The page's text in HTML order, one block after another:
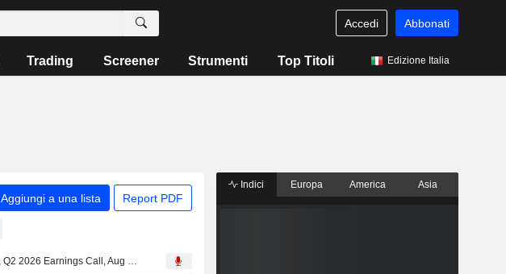
Accedi Abbonati
Trading Screener Strumenti Top Titoli Edizione Italia
Aggiungi a una lista Report PDF
ONEOK, Inc., Q2 2026 Earnings Call, Aug 04, 2026
Indici Europa America Asia